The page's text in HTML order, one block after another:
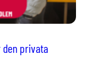
privata